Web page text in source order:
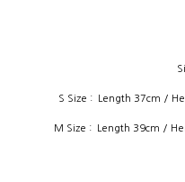
S Size : Length 37cm /
M Size : Length 39cm /